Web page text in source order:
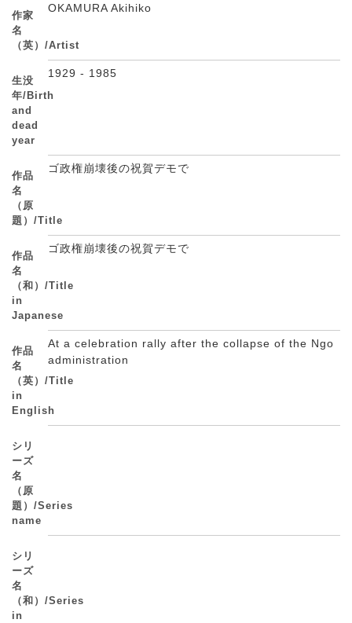
作家
名
（英）/Artist
OKAMURA Akihiko
生没
年/Birth
and
dead
year
1929 - 1985
作品
名
（原
題）/Title
ゴ政権崩壊後の祝賀デモで
作品
名
（和）/Title
in
Japanese
ゴ政権崩壊後の祝賀デモで
作品
名
（英）/Title
in
English
At a celebration rally after the collapse of the Ngo
administration
シリ
ーズ
名
（原
題）/Series
name
シリ
ーズ
名
（和）/Series
in